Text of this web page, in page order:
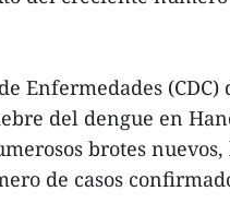
Enfermedades (CDC)
del dengue en
brotes
de casos